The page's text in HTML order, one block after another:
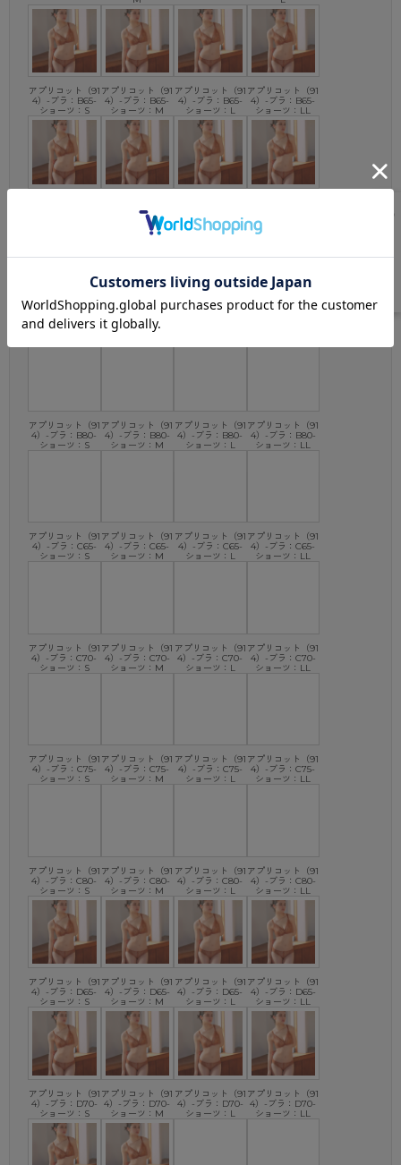
アプリコット（91
4）-ブラ：B65-
ショーツ：S
アプリコット（91
4）-ブラ：B65-
ショーツ：M
アプリコット（91
4）-ブラ：B65-
ショーツ：L
アプリコット（91
4）-ブラ：B65-
ショーツ：LL
4）-ブラ：B70-
ショーツ：M
ショーツ：L
ショーツ：LL
アプリコット（91
4）-ブラ：B75-
アプリコット（91
4）-ブラ：B75-
ショーツ：M
アプリコット（91
アプリコット（91
4）-ブラ：B80-
ショーツ：S
アプリコット（91
4）-ブラ：B80-
ショーツ：M
アプリコット（91
4）-ブラ：B80-
ショーツ：L
アプリコット（91
4）-ブラ：B80-
ショーツ：LL
アプリコット（91
4）-ブラ：C65-
ショーツ：S
アプリコット（91
4）-ブラ：C65-
ショーツ：M
アプリコット（91
4）-ブラ：C65-
ショーツ：L
アプリコット（91
4）-ブラ：C65-
ショーツ：LL
アプリコット（91
4）-ブラ：C70-
ショーツ：S
アプリコット（91
4）-ブラ：C70-
ショーツ：M
アプリコット（91
4）-ブラ：C70-
ショーツ：L
アプリコット（91
4）-ブラ：C70-
ショーツ：LL
アプリコット（91
4）-ブラ：C75-
ショーツ：S
アプリコット（91
4）-ブラ：C75-
ショーツ：M
アプリコット（91
4）-ブラ：C75-
ショーツ：L
アプリコット（91
4）-ブラ：C75-
ショーツ：LL
アプリコット（91
4）-ブラ：C80-
ショーツ：S
アプリコット（91
4）-ブラ：C80-
ショーツ：M
アプリコット（91
4）-ブラ：C80-
ショーツ：L
アプリコット（91
4）-ブラ：C80-
ショーツ：LL
アプリコット（91
4）-ブラ：D65-
ショーツ：S
アプリコット（91
4）-ブラ：D65-
ショーツ：M
アプリコット（91
4）-ブラ：D65-
ショーツ：L
アプリコット（91
4）-ブラ：D65-
ショーツ：LL
アプリコット（91
4）-ブラ：D70-
ショーツ：S
アプリコット（91
4）-ブラ：D70-
ショーツ：M
アプリコット（91
4）-ブラ：D70-
ショーツ：L
アプリコット（91
4）-ブラ：D70-
ショーツ：LL